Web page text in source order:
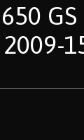
2009-